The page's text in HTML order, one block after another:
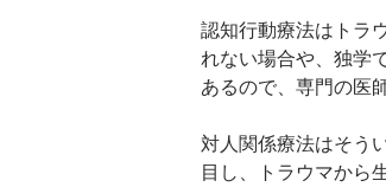
認知行動療法はトラ
れない場合や、独学
あるので、専門の医
対人関係療法はそう
目し、トラウマから